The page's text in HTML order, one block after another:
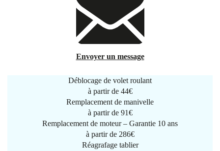
Envoyer un message
Déblocage de volet roulant
à partir de 44€
Remplacement de manivelle
à partir de 91€
Remplacement de moteur – Garantie 10 ans
à partir de 286€
Réagrafage tablier